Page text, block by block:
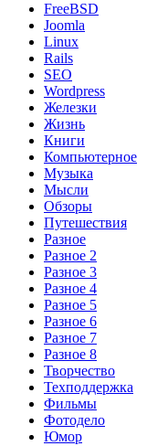
FreeBSD
Joomla
Linux
Rails
SEO
Wordpress
Железки
Жизнь
Книги
Компьютерное
Музыка
Мысли
Обзоры
Путешествия
Разное
Разное 2
Разное 3
Разное 4
Разное 5
Разное 6
Разное 7
Разное 8
Творчество
Техподдержка
Фильмы
Фотодело
Юмор